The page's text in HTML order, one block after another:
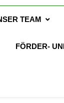
TEAM
FÖRDER-